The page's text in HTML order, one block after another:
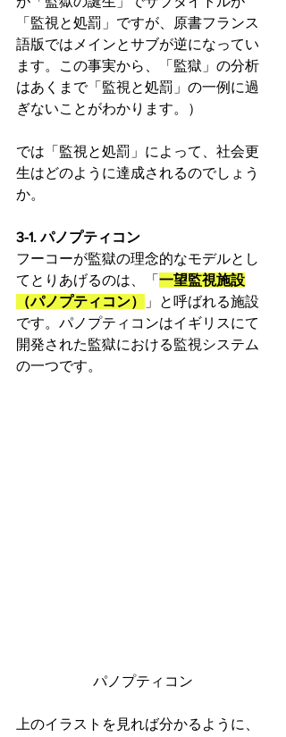
「監視と処罰」ですが、原書フランス
語版ではメインとサブが逆になってい
ます。この事実から、「監獄」の分析
はあくまで「監視と処罰」の一例に過
ぎないことがわかります。）
では「監視と処罰」によって、社会更
生はどのように達成されるのでしょう
か。
3-1. パノプティコン
フーコーが監獄の理念的なモデルとし
てとりあげるのは、「 一望監視施設
（パノプティコン）
」と呼ばれる施設
です。パノプティコンはイギリスにて
開発された監獄における監視システム
の一つです。
パノプティコン
上のイラストを見れば分かるように、